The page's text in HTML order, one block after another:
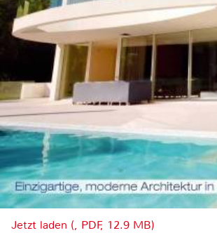
Jetzt laden (, PDF, 12.9 MB)